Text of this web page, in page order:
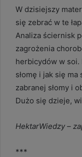
W dzisiejszy
się zebrać w te
Analiza ściernisk
zagrożenia
herbicydów w soi.
słomę i jak się
zabranej słomy i
Dużo się dzieje,
HektarWiedzy –
***